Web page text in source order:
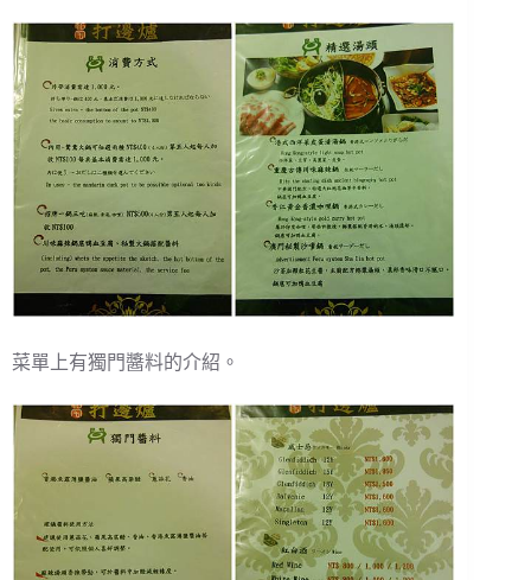
菜單上有獨門醬料的介紹。